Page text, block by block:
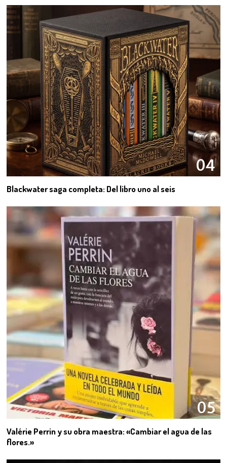
04
Blackwater saga completa: Del libro uno al seis
05
Valérie Perrin y su obra maestra: «Cambiar el agua de las
flores.»